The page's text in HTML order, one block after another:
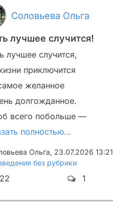
Соловьева Ольга
лучшее случится!
лучшее случится,
приключится
желанное
долгожданное.
всего побольше —
полностью…
Ольга, 23.07.2026 13:21
без рубрики
22 1